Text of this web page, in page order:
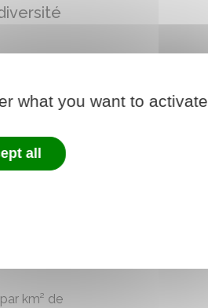
ses
fraîcheur
parties
vautours
qui
à
km² de
what you want to activate
all